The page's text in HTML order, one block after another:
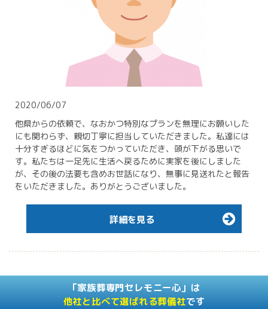
2020/06/07
他県からの依頼で、なおかつ特別なプランを無理にお願いした
にも関わらず、親切丁寧に担当していただきました。私達には
十分すぎるほどに気をつかっていただき、頭が下がる思いで
す。私たちは一足先に生活へ戻るために実家を後にしました
が、その後の法要も含めお世話になり、無事に見送れたと報告
をいただきました。ありがとうございました。
詳細を見る
「家族葬専門セレモニー心」は
他社と比べて選ばれる葬儀社です